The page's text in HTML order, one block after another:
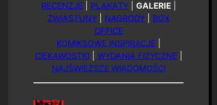
RECENZJE
PLAKATY| GALERIE|
ZWIASTUNY
NAGRODY
BOX
OFFICE
KOMIKSOWE INSPIRACJE
CIEKAWOSTKI
WYDANIA FIZYCZNE
NAJŚWIEŻSZE WIADOMOŚCI